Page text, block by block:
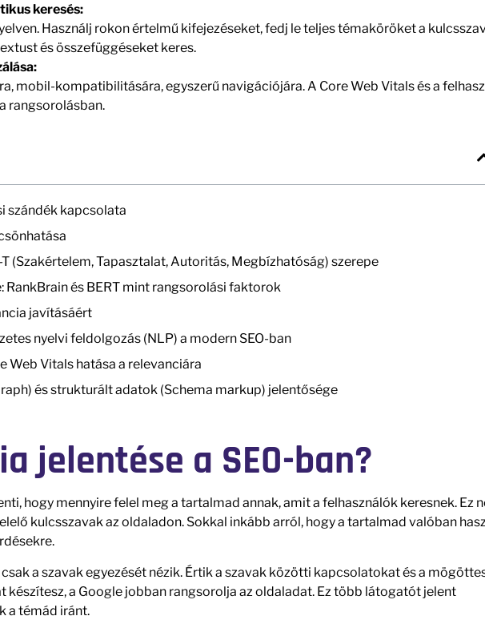
keresés:
Használj rokon értelmű kifejezéseket, fedj le teljes témaköröket a
és összefüggéseket keres.
mobil-kompatibilitására, egyszerű navigációjára. A Core Web Vitals és a
rangsorolásban.
szándék kapcsolata
(Szakértelem, Tapasztalat, Autoritás, Megbízhatóság) szerepe
és BERT mint rangsorolási faktorok
javításáért
nyelvi feldolgozás (NLP) a modern SEO-ban
Web Vitals hatása a relevanciára
és strukturált adatok (Schema markup) jelentősége
jelentése a SEO-ban?
hogy mennyire felel meg a tartalmad annak, amit a felhasználók keresnek. Ez
kulcsszavak az oldaladon. Sokkal inkább arról, hogy a tartalmad valóban
a szavak egyezését nézik. Értik a szavak közötti kapcsolatokat és a
készítesz, a Google jobban rangsorolja az oldaladat. Ez több látogatót jelent
a témád iránt.